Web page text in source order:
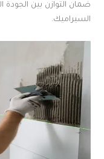
ضمان التوازن بين
السيراميك.